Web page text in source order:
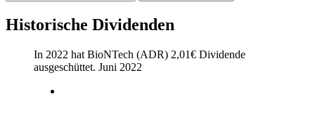
Historische Dividenden
In 2022 hat BioNTech (ADR) 2,01€ Dividende
ausgeschüttet. Juni 2022